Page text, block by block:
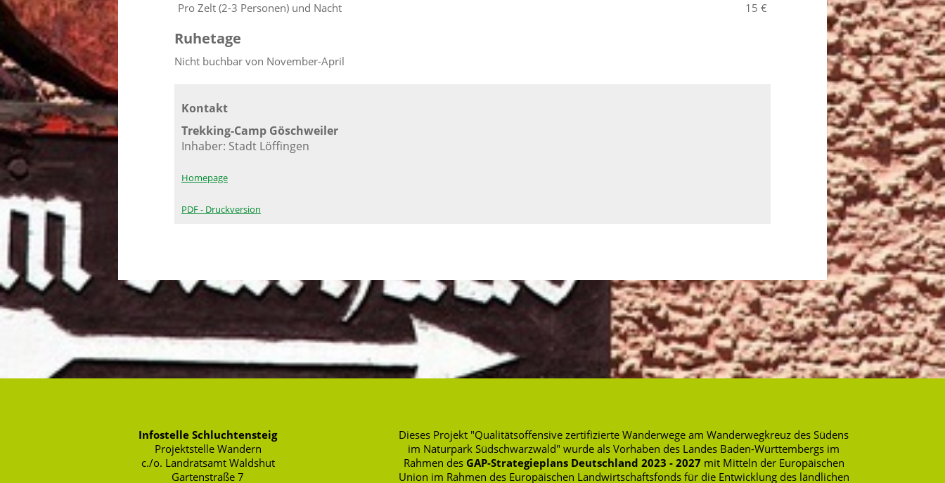
Pro Zelt (2-3 Personen) und Nacht
15 €
Ruhetage
Nicht buchbar von November-April
Kontakt
Trekking-Camp Göschweiler
Inhaber: Stadt Löffingen
Homepage
PDF - Druckversion
Infostelle Schluchtensteig
Projektstelle Wandern
c./o. Landratsamt Waldshut
Gartenstraße 7
Dieses Projekt "Qualitätsoffensive zertifizierte Wanderwege am Wanderwegkreuz des Südens
im Naturpark Südschwarzwald" wurde als Vorhaben des Landes Baden-Württembergs im
Rahmen des GAP-Strategieplans Deutschland 2023 - 2027 mit Mitteln der Europäischen
Union im Rahmen des Europäischen Landwirtschaftsfonds für die Entwicklung des ländlichen